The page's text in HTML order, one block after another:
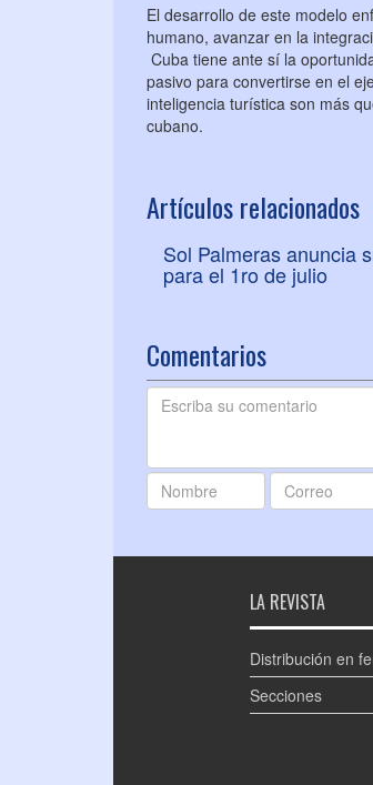
El desarrollo de este modelo
humano, avanzar en la
Cuba tiene ante sí la
pasivo para convertirse en el
inteligencia turística son más
cubano.
Artículos relacionados
Sol Palmeras anuncia
para el 1ro de julio
Comentarios
LA REVISTA
Distribución en
Secciones